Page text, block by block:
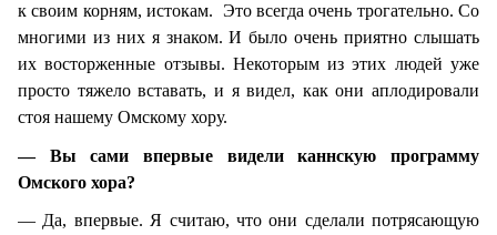
к своим корням, истокам. Это всегда очень трогательно. Со
многими из них я знаком. И было очень приятно слышать
их восторженные отзывы. Некоторым из этих людей уже
просто тяжело вставать, и я видел, как они аплодировали
стоя нашему Омскому хору.
— Вы сами впервые видели каннскую программу
Омского хора?
— Да, впервые. Я считаю, что они сделали потрясающую